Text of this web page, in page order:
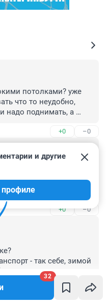
32
потолками? уже
что то неудобно,
надо поднимать, а
+0 –0
людей, которые
как здесь показано ДО
+0 –0
и другие
профиле
- так себе, зимой
моря пока
+0 –0